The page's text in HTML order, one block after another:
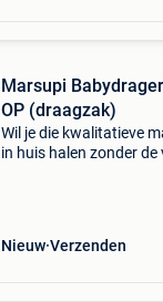
Marsupi
OP (draagzak)
Wil je die kwalitatieve
in huis halen zonder
Nieuw Verzenden